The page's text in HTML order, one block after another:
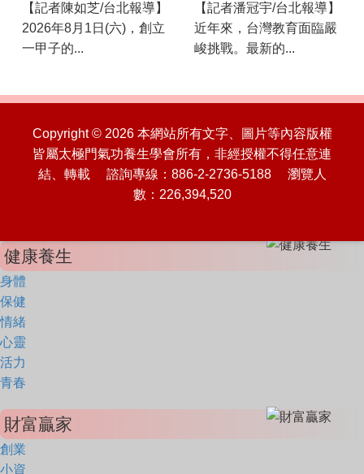
【記者陳如芝/台北報導】
2026年8月1日(六)，創立
一甲子的...
【記者潘冠宇/台北報導】
近年來，台灣教育面臨嚴
峻挑戰。最新的...
Copyright © 2026 本網站所有文字、圖片等內容版權
皆屬太極門氣功養生學會所有，非經授權不得任意連
結、轉載 諮詢專線：886-2-2736-5188 瀏覽人
數：226,394,520
健康養生
身體
保健
情緒
心靈
活力
青春
財富贏家
創業
小資